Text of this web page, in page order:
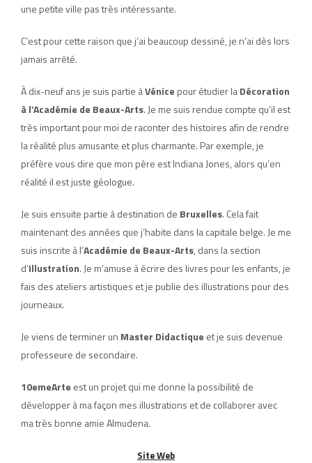
une petite ville pas très intéressante.
C’est pour cette raison que j’ai beaucoup dessiné, je n’ai dès lors
jamais arrêté.
À dix-neuf ans je suis partie àVénice pour étudier laDécoration
à l’Académie de Beaux-Arts. Je me suis rendue compte qu’il est
très important pour moi de raconter des histoires afin de rendre
la réalité plus amusante et plus charmante. Par exemple, je
préfère vous dire que mon père est Indiana Jones, alors qu’en
réalité il est juste géologue.
Je suis ensuite partie à destination de Bruxelles. Cela fait
maintenant des années que j’habite dans la capitale belge. Je me
suis inscrite à l’Académie de Beaux-Arts, dans la section
d’Illustration. Je m’amuse à écrire des livres pour les enfants, je
fais des ateliers artistiques et je publie des illustrations pour des
journeaux.
Je viens de terminer un Master Didactique et je suis devenue
professeure de secondaire.
10emeArte est un projet qui me donne la possibilité de
développer à ma façon mes illustrations et de collaborer avec
ma très bonne amie Almudena.
Site Web